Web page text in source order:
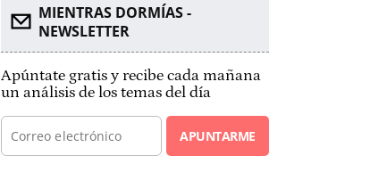
MIENTRAS DORMÍAS -
NEWSLETTER
Apúntate gratis y recibe cada mañana
un análisis de los temas del día
APUNTARME